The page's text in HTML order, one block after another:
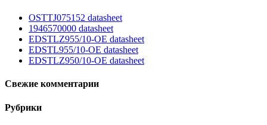
OSTTJ075152 datasheet
1946570000 datasheet
EDSTLZ955/10-OE datasheet
EDSTL955/10-OE datasheet
EDSTLZ950/10-OE datasheet
Свежие комментарии
Рубрики